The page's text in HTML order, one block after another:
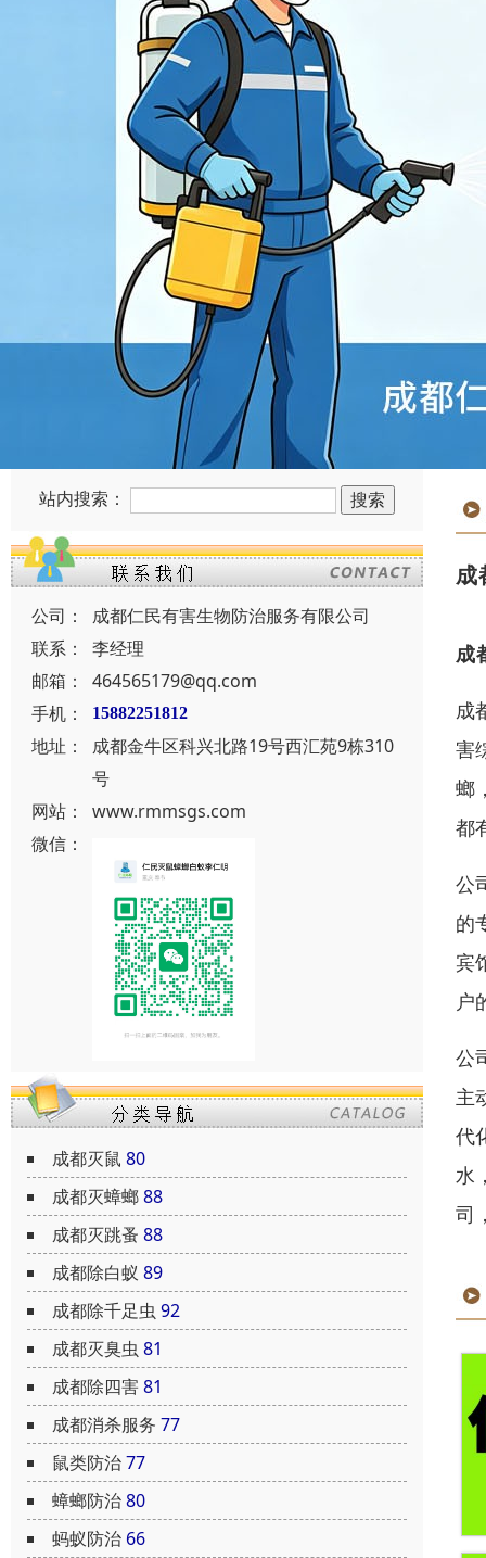
站内搜索：
公司：
成都仁民有害生物防治服务有限公司
联系：
李经理
邮箱：
464565179@qq.com
手机：
15882251812
地址：
成都金牛区科兴北路19号西汇苑9栋310
号
网站：
www.rmmsgs.com
微信：
成都灭鼠 80
成都灭蟑螂88
成都灭跳蚤 88
成都除白蚁 89
成都除千足虫 92
成都灭臭虫 81
成都除四害81
成都消杀服务 77
鼠类防治77
蟑螂防治80
蚂蚁防治 66
成
成
成
害
螂
都
公
的
宾
户
公
主
代
水
司